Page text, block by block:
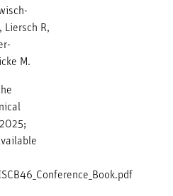
Liersch R,
M.